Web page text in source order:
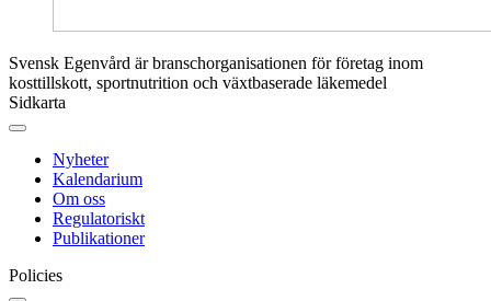
Svensk Egenvård är branschorganisationen för företag inom
kosttillskott, sportnutrition och växtbaserade läkemedel
Sidkarta
Nyheter
Kalendarium
Om oss
Regulatoriskt
Publikationer
Policies